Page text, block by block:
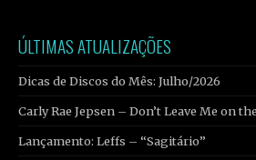
ÚLTIMAS ATUALIZAÇÕES
Dicas de Discos do Mês: Julho/2026
Carly Rae Jepsen – Don’t Leave Me on
Lançamento: Leffs – “Sagitário”